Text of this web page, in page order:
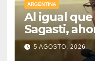
ARGENTINA
Al igual
Sagasti,
radical pidió
remota
5 AGOSTO, 2026